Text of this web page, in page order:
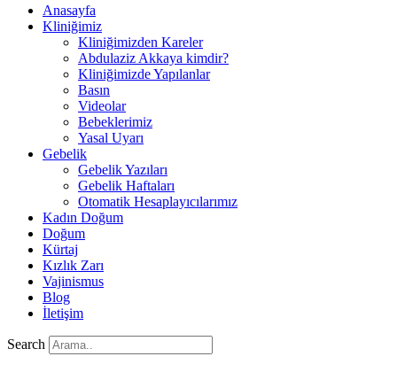
Anasayfa
Kliniğimiz
Kliniğimizden Kareler
Abdulaziz Akkaya kimdir?
Kliniğimizde Yapılanlar
Basın
Videolar
Bebeklerimiz
Yasal Uyarı
Gebelik
Gebelik Yazıları
Gebelik Haftaları
Otomatik Hesaplayıcılarımız
Kadın Doğum
Doğum
Kürtaj
Kızlık Zarı
Vajinismus
Blog
İletişim
Search